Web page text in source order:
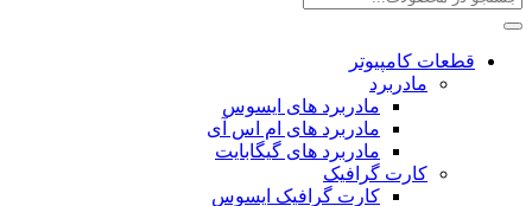
قطعات کامپیوتر
مادربرد
مادربرد های ایسوس
مادربرد های ام اس آی
مادربرد های گیگابایت
کارت گرافیک
کارت گرافیک ایسوس